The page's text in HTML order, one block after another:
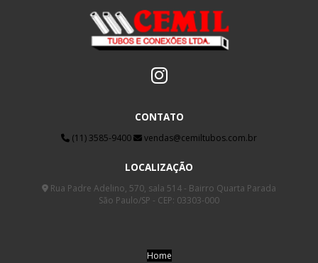
CONTATO
(11) 3585-9400 vendas@cemiltubos.com.br
LOCALIZAÇÃO
Rua Padre Adelino, 570, sala 514 - Bairro Quarta Parada
São Paulo/SP - CEP: 03303-000
Home